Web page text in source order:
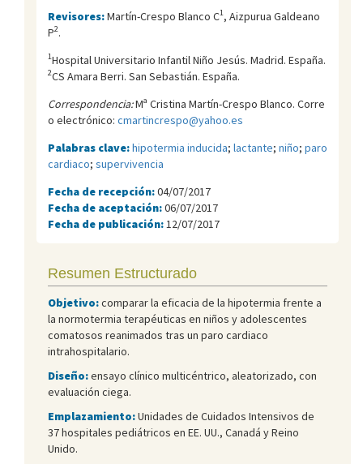
Revisores:Martín-Crespo Blanco C1, Aizpurua Galdeano
P2.
1Hospital Universitario Infantil Niño Jesús. Madrid. España.
2CS Amara Berri. San Sebastián. España.
Correspondencia:Mª Cristina Martín-Crespo Blanco. Corre
o electrónico: cmartincrespo@yahoo.es
Palabras clave:hipotermia inducida; lactante; niño; paro
cardiaco; supervivencia
Fecha de recepción:04/07/2017
Fecha de aceptación:06/07/2017
Fecha de publicación: 12/07/2017
Resumen Estructurado
Objetivo:comparar la eficacia de la hipotermia frente a
la normotermia terapéuticas en niños y adolescentes
comatosos reanimados tras un paro cardiaco
intrahospitalario.
Diseño:ensayo clínico multicéntrico, aleatorizado, con
evaluación ciega.
Emplazamiento:Unidades de Cuidados Intensivos de
37 hospitales pediátricos en EE. UU., Canadá y Reino
Unido.